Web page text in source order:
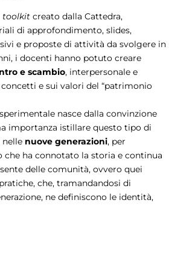
toolkitcreato dalla Cattedra,
di approfondimento, slides,
e proposte di attività da svolgere in
i docenti hanno potuto creare
e scambio, interpersonale e
e sui valori del “patrimonio
nasce dalla convinzione
importanza istillare questo tipo di
nuove generazioni, per
che ha connotato la storia e continua
delle comunità, ovvero quei
che, tramandandosi di
ne definiscono le identità,